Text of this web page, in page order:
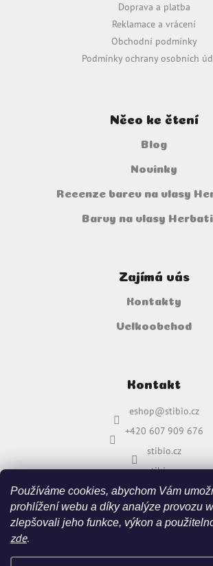
Používáme cookies, abychom Vám
prohlížení webu a díky analýze provozu
zlepšovali jeho funkce, výkon a
zde.
Doprava a platba
Reklamace a vrácení
Obchodní podmínky
Podmínky ochrany osobních
Něco ke čtení
Blog
Novinky
Recenze barev na vlasy
Barvy na vlasy
Zajímá vás
Kontakty
Velkoobchod
Kontakt
eshop@stibio.cz
+420 607 909 676
stibio.cz
stibio.cz